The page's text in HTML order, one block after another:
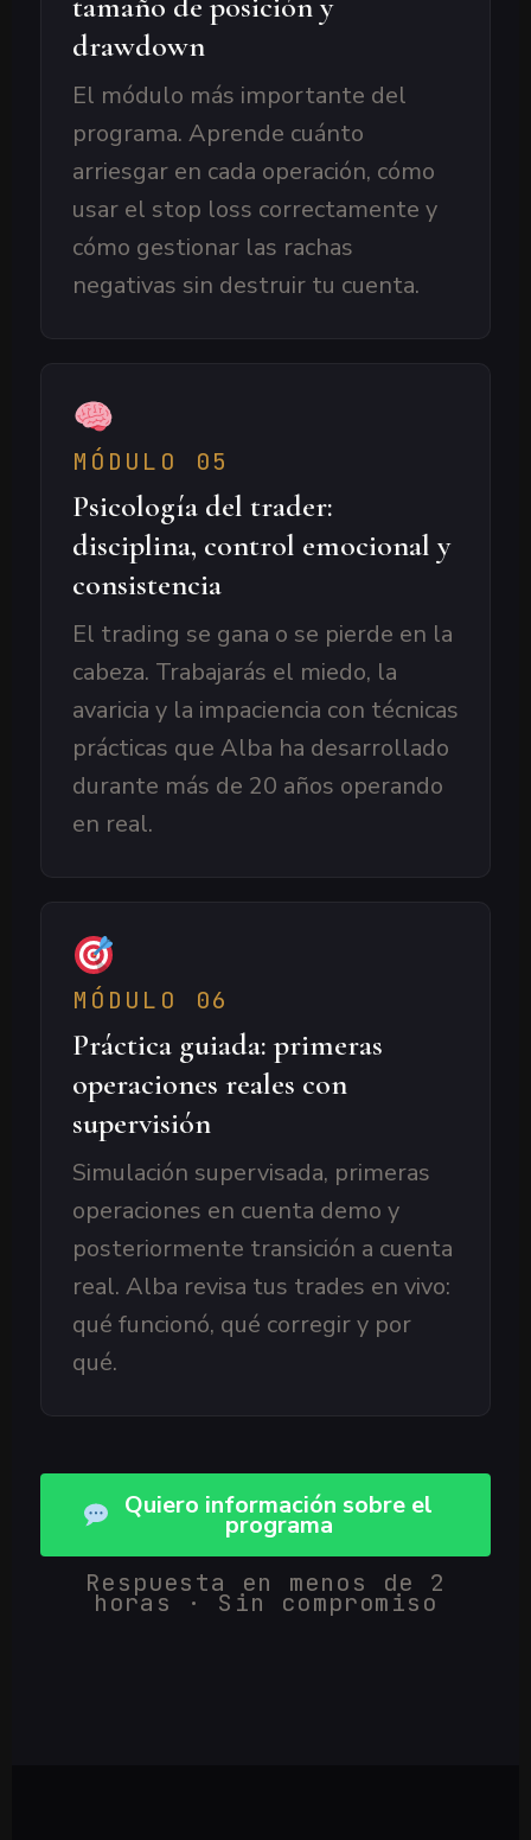
drawdown
El módulo más importante del
programa. Aprende cuánto
arriesgar en cada operación, cómo
usar el stop loss correctamente y
cómo gestionar las rachas
negativas sin destruir tu cuenta.
MÓDULO 05
Psicología del trader:
disciplina, control emocional y
consistencia
El trading se gana o se pierde en la
cabeza. Trabajarás el miedo, la
avaricia y la impaciencia con técnicas
prácticas que Alba ha desarrollado
durante más de 20 años operando
en real.
MÓDULO 06
Práctica guiada: primeras
operaciones reales con
supervisión
Simulación supervisada, primeras
operaciones en cuenta demo y
posteriormente transición a cuenta
real. Alba revisa tus trades en vivo:
qué funcionó, qué corregir y por
qué.
Quiero información sobre el
programa
Respuesta en menos de 2
horas · Sin compromiso